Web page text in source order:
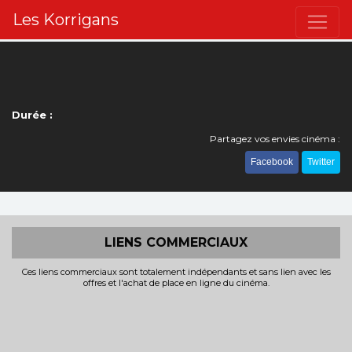
Les Korrigans
Durée :
Partagez vos envies cinéma :
Facebook Twitter
LIENS COMMERCIAUX
Ces liens commerciaux sont totalement indépendants et sans lien avec les
offres et l'achat de place en ligne du cinéma.